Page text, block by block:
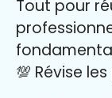
Tout pour
💯 Révise